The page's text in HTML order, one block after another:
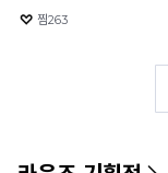
찜394